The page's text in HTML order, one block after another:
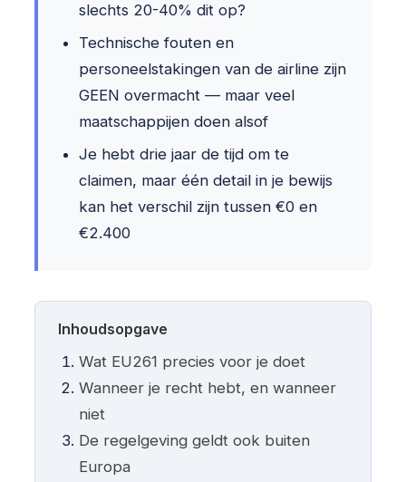
slechts 20-40% dit op?
Technische fouten en
personeelstakingen van de airline zijn
GEEN overmacht — maar veel
maatschappijen doen alsof
Je hebt drie jaar de tijd om te
claimen, maar één detail in je bewijs
kan het verschil zijn tussen €0 en
€2.400
Inhoudsopgave
Wat EU261 precies voor je doet
Wanneer je recht hebt, en wanneer
niet
De regelgeving geldt ook buiten
Europa